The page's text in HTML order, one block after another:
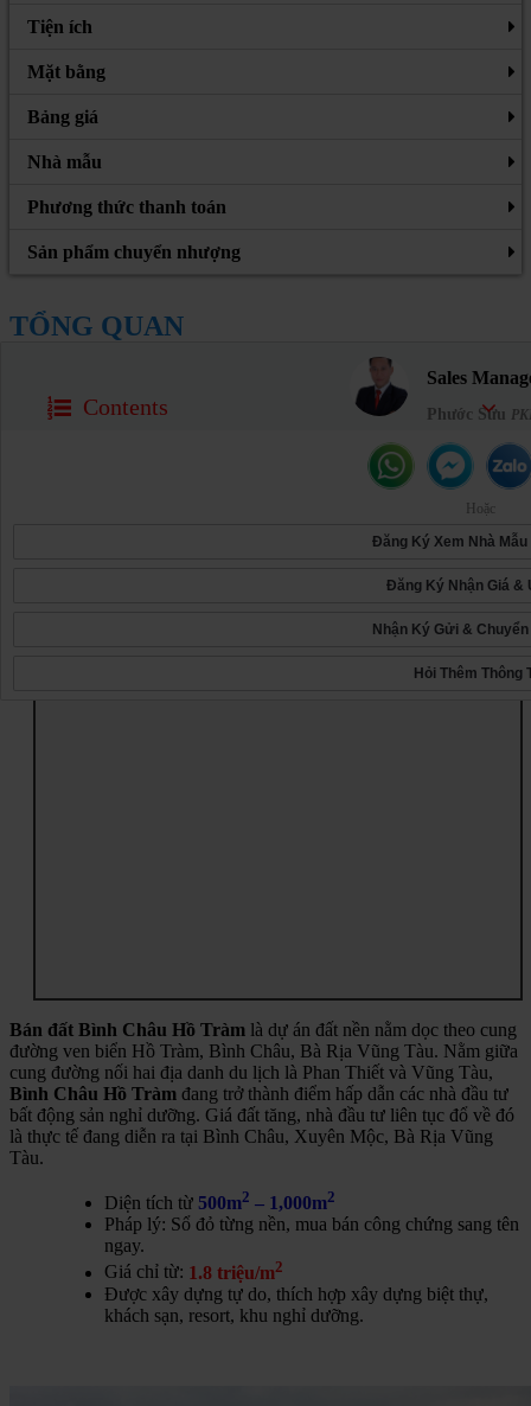
Tiện ích
Mặt bằng
Bảng giá
Nhà mẫu
Phương thức thanh toán
Sản phẩm chuyển nhượng
Sales
Phước Sửu
Hoặc
Đăng Ký Xem Nhà
Đăng Ký Nhận Giá &
Nhận Ký Gửi &
Hỏi Thêm Thông
TỔNG QUAN
Contents
Bán đất Bình Châu Hồ Tràm là dự án đất nền nằm dọc theo cung
đường ven biển Hồ Tràm, Bình Châu, Bà Rịa Vũng Tàu. Nằm giữa
cung đường nối hai địa danh du lịch là Phan Thiết và Vũng Tàu,
Bình Châu Hồ Tràm đang trở thành điểm hấp dẫn các nhà đầu tư
bất động sản nghỉ dưỡng. Giá đất tăng, nhà đầu tư liên tục đổ về đó
là thực tế đang diễn ra tại Bình Châu, Xuyên Mộc, Bà Rịa Vũng
Tàu.
Diện tích từ 500m2 – 1,000m2
Pháp lý: Sổ đỏ từng nền, mua bán công chứng sang tên
ngay.
Giá chỉ từ: 1.8 triệu/m2
Được xây dựng tự do, thích hợp xây dựng biệt thự,
khách sạn, resort, khu nghỉ dưỡng.